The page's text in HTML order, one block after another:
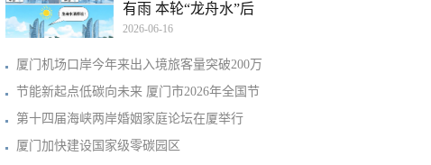
有雨 本轮“龙舟水”后
2026-06-16
厦门机场口岸今年来出入境旅客量突破200万
节能新起点低碳向未来 厦门市2026年全国节
第十四届海峡两岸婚姻家庭论坛在厦举行
厦门加快建设国家级零碳园区